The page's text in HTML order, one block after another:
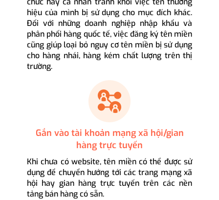
hiệu của mình bị sử dụng cho mục đích khác.
Đối với những doanh nghiệp nhập khẩu và
phân phối hàng quốc tế, việc đăng ký tên miền
cũng giúp loại bỏ nguy cơ tên miền bị sử dụng
cho hàng nhái, hàng kém chất lượng trên thị
trường.
Gắn vào tài khoản mạng xã hội/gian
hàng trực tuyến
Khi chưa có website, tên miền có thể được sử
dụng để chuyển hướng tới các trang mạng xã
hội hay gian hàng trực tuyến trên các nền
tảng bán hàng có sẵn.